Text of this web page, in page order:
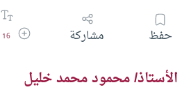
حفظ مشاركة زيادة16
الأستاذ/ محمود محمد خليل